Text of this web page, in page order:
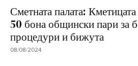
Сметната палата:
50 бона общински пари за
процедури и бижута
08/08/2024